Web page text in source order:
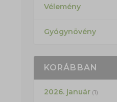
Vélemény
Gyógynövény
KORÁBBAN
2026. január(1)